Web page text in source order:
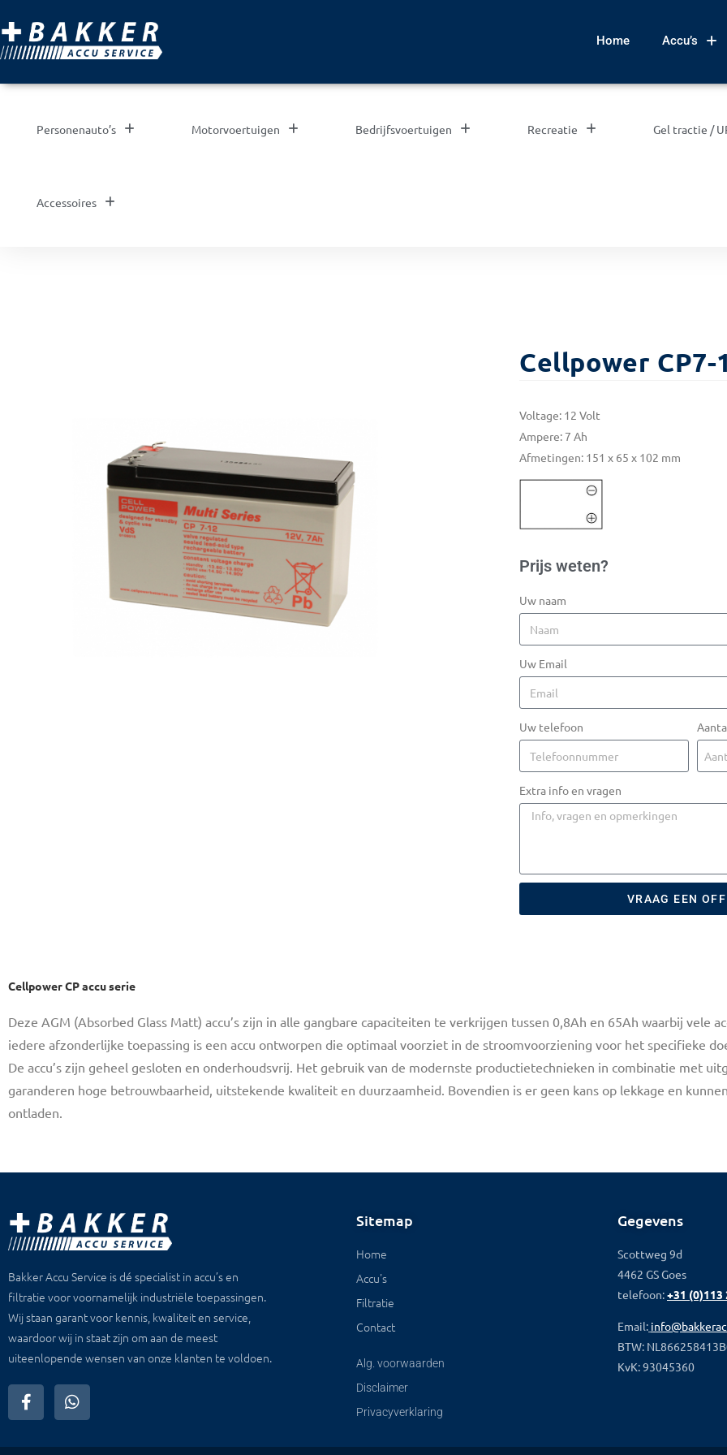
Home Accu’s
Personenauto’s Motorvoertuigen Bedrijfsvoertuigen Recreatie Gel tractie /
Accessoires
Cellpower CP7-
Voltage: 12 Volt
Ampere: 7 Ah
Afmetingen: 151 x 65 x 102 mm
Prijs weten?
Uw naam
Uw Email
Uw telefoon
Extra info en vragen
VRAAG EEN
Cellpower CP accu serie
Deze AGM (Absorbed Glass Matt) accu’s zijn in alle gangbare capaciteiten te verkrijgen tussen 0,8Ah en 65Ah waarbij vele
iedere afzonderlijke toepassing is een accu ontworpen die optimaal voorziet in de stroomvoorziening voor het specifieke
De accu’s zijn geheel gesloten en onderhoudsvrij. Het gebruik van de modernste productietechnieken in combinatie met
garanderen hoge betrouwbaarheid, uitstekende kwaliteit en duurzaamheid. Bovendien is er geen kans op lekkage en
ontladen.
Bakker Accu Service is dé specialist in accu’s en
filtratie voor voornamelijk industriële toepassingen.
Wij staan garant voor kennis, kwaliteit en service,
waardoor wij in staat zijn om aan de meest
uiteenlopende wensen van onze klanten te voldoen.
Sitemap
Home
Accu's
Filtratie
Contact
Alg. voorwaarden
Disclaimer
Privacyverklaring
Gegevens
Scottweg 9d
4462 GS Goes
telefoon:+31 (0)113
Email:
BTW:
KvK: 93045360